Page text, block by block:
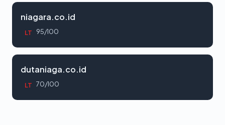
niagara.co.id
LT 95/100
dutaniaga.co.id
LT 70/100